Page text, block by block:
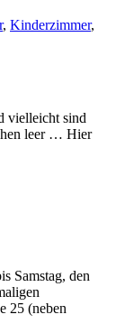
, Kinderzimmer,
vielleicht sind
leer … Hier
Samstag, den
25 (neben